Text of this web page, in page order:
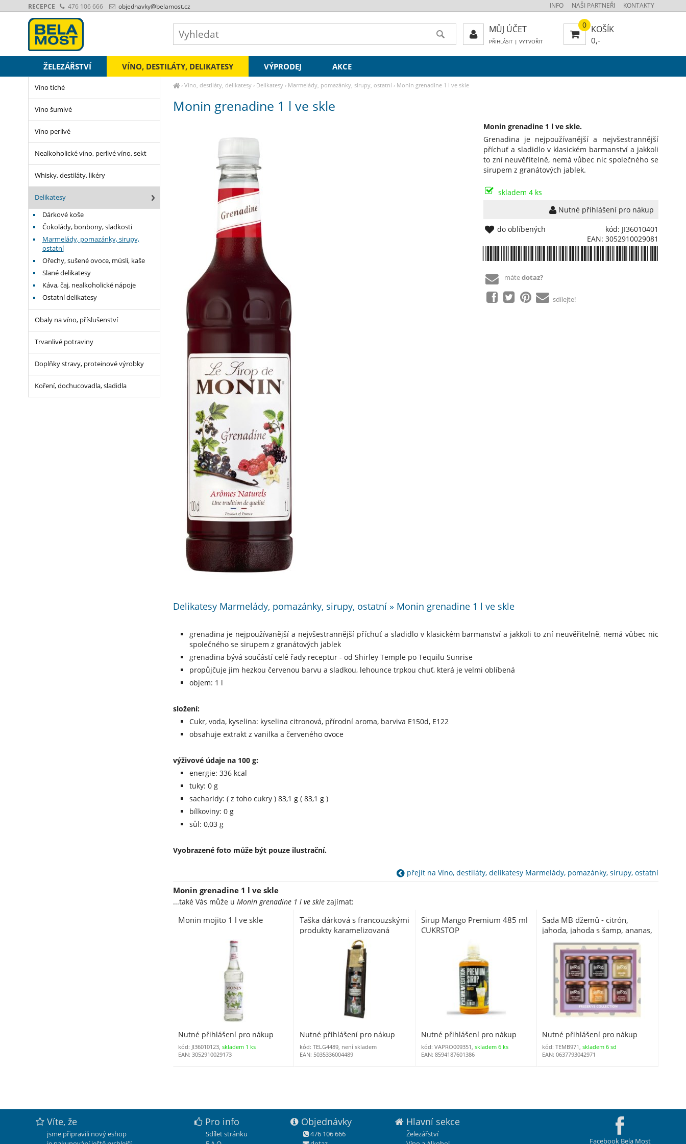
› Víno, destiláty, delikatesy› Delikatesy› Marmelády, pomazánky, sirupy, ostatní› Monin grenadine 1 l ve skle
Monin grenadine 1 l ve skle
Monin grenadine 1 l ve skle.
Grenadina je nejpoužívanější a nejvšestrannější
příchuť a sladidlo v klasickém barmanství a jakkoli
to zní neuvěřitelně, nemá vůbec nic společného se
sirupem z granátových jablek.
skladem 4 ks
Nutné přihlášení pro nákup
kód: JI36010401
EAN: 3052910029081
do oblíbených
mátedotaz?
sdílejte!
Delikatesy Marmelády, pomazánky, sirupy, ostatní » Monin grenadine 1 l ve skle
grenadina je nejpoužívanější a nejvšestrannější příchuť a sladidlo v klasickém barmanství a jakkoli to zní neuvěřitelně, nemá vůbec nic
společného se sirupem z granátových jablek
grenadina bývá součástí celé řady receptur - od Shirley Temple po Tequilu Sunrise
propůjčuje jim hezkou červenou barvu a sladkou, lehounce trpkou chuť, která je velmi oblíbená
objem: 1 l
složení:
Cukr, voda, kyselina: kyselina citronová, přírodní aroma, barviva E150d, E122
obsahuje extrakt z vanilka a červeného ovoce
výživové údaje na 100 g:
energie: 336 kcal
tuky: 0 g
sacharidy: ( z toho cukry ) 83,1 g ( 83,1 g )
bílkoviny: 0 g
sůl: 0,03 g
Vyobrazené foto může být pouze ilustrační.
přejít na Víno, destiláty, delikatesy Marmelády, pomazánky, sirupy, ostatní
Monin grenadine 1 l ve skle
...také Vás může u Monin grenadine 1 l ve sklezajímat:
Monin mojito 1 l ve skle
Nutné přihlášení pro nákup
kód: JI36010123,skladem 1 ks
EAN: 3052910029173
Taška dárková s francouzskými
produkty karamelizovaná
cibulka, venkovská terina,
džem ananas a kiwi
Nutné přihlášení pro nákup
kód: TELG4489, není skladem
EAN: 5035336004489
Sirup Mango Premium 485 ml
CUKRSTOP
Nutné přihlášení pro nákup
kód: VAPRO009351, skladem 6 ks
EAN: 8594187601386
Sada MB džemů - citrón,
jahoda, jahoda s šamp, ananas,
černý rybíz, malina a červený
rybíz 6 x 42 g
Nutné přihlášení pro nákup
kód: TEMB971,skladem 6 sd
EAN: 0637793042971
Víno tiché
Víno šumivé
Víno perlivé
Nealkoholické víno, perlivé víno, sekt
Whisky, destiláty, likéry
Delikatesy
Dárkové koše
Čokolády, bonbony, sladkosti
Marmelády, pomazánky, sirupy,
ostatní
Ořechy, sušené ovoce, müsli, kaše
Slané delikatesy
Káva, čaj, nealkoholické nápoje
Ostatní delikatesy
Obaly na víno, příslušenství
Trvanlivé potraviny
Doplňky stravy, proteinové výrobky
Koření, dochucovadla, sladidla
ŽELEZÁŘSTVÍ VÍNO, DESTILÁTY, DELIKATESY VÝPRODEJ AKCE
INFO NAŠI PARTNEŘI KONTAKTY
RECEPCE 476 106 666 objednavky@belamost.cz
0 KOŠÍK
0,-
MŮJ ÚČET
PŘIHLÁSIT| VYTVOŘIT
Facebook Bela Most
Víte, že
jsme připravili nový eshop
Pro info
Sdílet stránku
Objednávky
476 106 666
Hlavní sekce
Železářství